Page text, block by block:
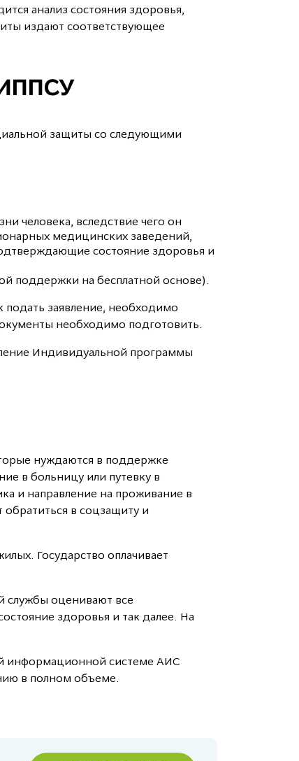
анализ состояния здоровья,
издают соответствующее
защиты со следующими
человека, вследствие чего он
медицинских заведений,
состояние здоровья и
поддержки на бесплатной основе).
подать заявление, необходимо
необходимо подготовить.
Индивидуальной программы
нуждаются в поддержке
в больницу или путевку в
и направление на проживание в
в соцзащиту и
Государство оплачивает
службы оценивают все
здоровья и так далее. На
информационной системе АИС
в полном объеме.